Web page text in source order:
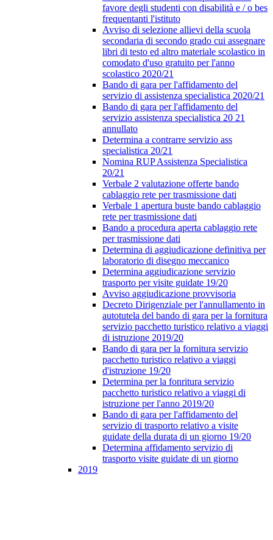
favore degli studenti con disabilità e / o bes
frequentanti l'istituto
Avviso di selezione allievi della scuola
secondaria di secondo grado cui assegnare
libri di testo ed altro materiale scolastico in
comodato d'uso gratuito per l'anno
scolastico 2020/21
Bando di gara per l'affidamento del
servizio di assistenza specialistica 2020/21
Bando di gara per l'affidamento del
servizio assistenza specialistica 20 21
annullato
Determina a contrarre servizio ass
specialistica 20/21
Nomina RUP Assistenza Specialistica
20/21
Verbale 2 valutazione offerte bando
cablaggio rete per trasmissione dati
Verbale 1 apertura buste bando cablaggio
rete per trasmissione dati
Bando a procedura aperta cablaggio rete
per trasmissione dati
Determina di aggiudicazione definitiva per
laboratorio di disegno meccanico
Determina aggiudicazione servizio
trasporto per visite guidate 19/20
Avviso aggiudicazione provvisoria
Decreto Dirigenziale per l'annullamento in
autotutela del bando di gara per la fornitura
servizio pacchetto turistico relativo a viaggi
di istruzione 2019/20
Bando di gara per la fornitura servizio
pacchetto turistico relativo a viaggi
d'istruzione 19/20
Determina per la fonritura servizio
pacchetto turistico relativo a viaggi di
istruzione per l'anno 2019/20
Bando di gara per l'affidamento del
servizio di trasporto relativo a visite
guidate della durata di un giorno 19/20
Determina affidamento servizio di
trasporto visite guidate di un giorno
2019